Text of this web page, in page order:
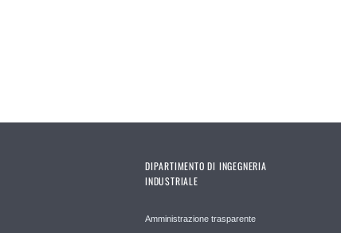
DIPARTIMENTO DI INGEGNERIA
INDUSTRIALE
Amministrazione trasparente